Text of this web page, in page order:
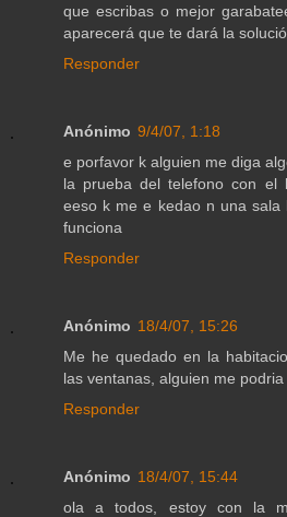
que escribas o mejor
aparecerá que te dará la
Responder
Anónimo 9/4/07, 1:18
e porfavor k alguien me diga
la prueba del telefono con el
eeso k me e kedao n una
funciona
Responder
Anónimo 18/4/07, 15:26
Me he quedado en la
las ventanas, alguien me
Responder
Anónimo 18/4/07, 15:44
ola a todos, estoy con la